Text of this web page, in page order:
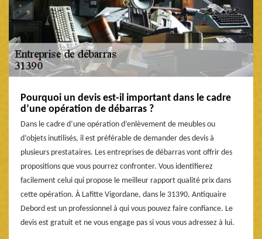
Pourquoi un devis est-il important dans le cadre
d’une opération de débarras ?
Dans le cadre d’une opération d’enlèvement de meubles ou
d’objets inutilisés, il est préférable de demander des devis à
plusieurs prestataires. Les entreprises de débarras vont offrir des
propositions que vous pourrez confronter. Vous identifierez
facilement celui qui propose le meilleur rapport qualité prix dans
cette opération. À Lafitte Vigordane, dans le 31390, Antiquaire
Debord est un professionnel à qui vous pouvez faire confiance. Le
devis est gratuit et ne vous engage pas si vous vous adressez à lui.